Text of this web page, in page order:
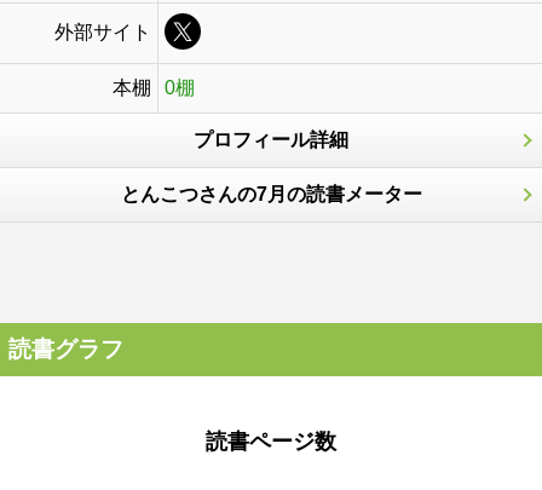
外部サイト
本棚 0棚
プロフィール詳細
とんこつさんの7月の読書メーター
読書グラフ
読書ページ数